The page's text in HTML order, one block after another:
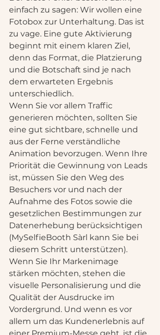
einfach zu sagen: Wir wollen eine
Fotobox zur Unterhaltung. Das ist
zu vage. Eine gute Aktivierung
beginnt mit einem klaren Ziel,
denn das Format, die Platzierung
und die Botschaft sind je nach
dem erwarteten Ergebnis
unterschiedlich.
Wenn Sie vor allem Traffic
generieren möchten, sollten Sie
eine gut sichtbare, schnelle und
aus der Ferne verständliche
Animation bevorzugen. Wenn Ihre
Priorität die Gewinnung von Leads
ist, müssen Sie den Weg des
Besuchers vor und nach der
Aufnahme des Fotos sowie die
gesetzlichen Bestimmungen zur
Datenerhebung berücksichtigen
(MySelfieBooth Sàrl kann Sie bei
diesem Schritt unterstützen).
Wenn Sie Ihr Markenimage
stärken möchten, stehen die
visuelle Personalisierung und die
Qualität der Ausdrucke im
Vordergrund. Und wenn es vor
allem um das Kundenerlebnis auf